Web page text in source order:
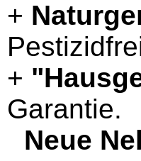
+
+
Garantie.
Neue